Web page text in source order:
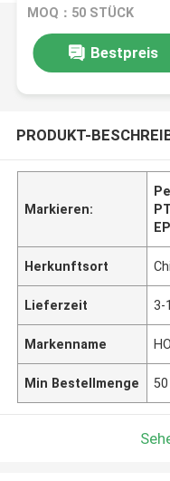
MOQ：50 STÜCK
Bestpreis
PRODUKT-
Markieren:
Herkunftsort
Lieferzeit 3-
Markenname
Min Bestellmenge 50